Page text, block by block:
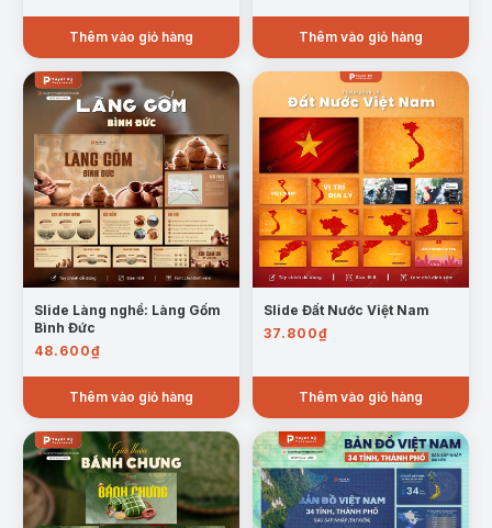
Thêm vào giỏ hàng Thêm vào giỏ hàng
Slide Làng nghề: Làng Gốm
Bình Đức
48.600₫
Thêm vào giỏ hàng
Slide Đất Nước Việt Nam
37.800₫
Thêm vào giỏ hàng